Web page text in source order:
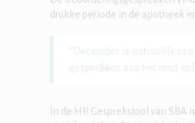
drukke periode in de apotheek
“December is natuurlijk
gesprekken aan het eind
In de HR Gesprekstool van